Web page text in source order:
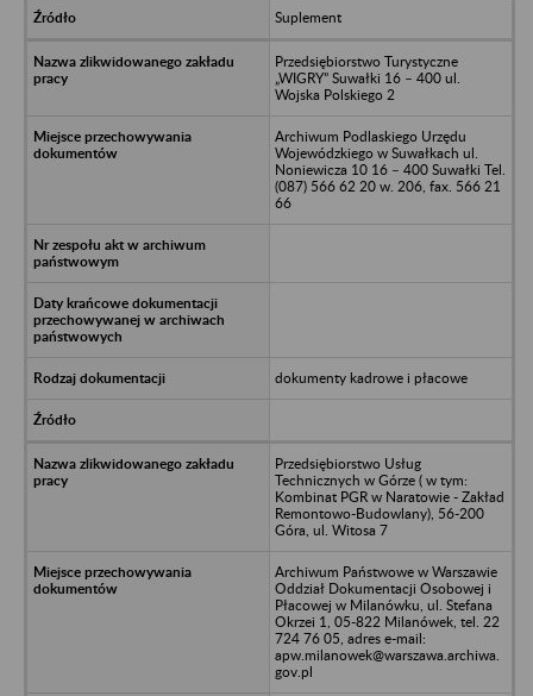
Suplement
Przedsiębiorstwo Turystyczne
„WIGRY” Suwałki 16 – 400 ul.
Wojska Polskiego 2
Archiwum Podlaskiego Urzędu
Wojewódzkiego w Suwałkach ul.
Noniewicza 10 16 – 400 Suwałki Tel.
(087) 566 62 20 w. 206, fax. 566 21
66
dokumenty kadrowe i płacowe
Przedsiębiorstwo Usług
Technicznych w Górze ( w tym:
Kombinat PGR w Naratowie - Zakład
Remontowo-Budowlany), 56-200
Góra, ul. Witosa 7
Archiwum Państwowe w Warszawie
Oddział Dokumentacji Osobowej i
Płacowej w Milanówku, ul. Stefana
Okrzei 1, 05-822 Milanówek, tel. 22
724 76 05, adres e-mail:
apw.milanowek@warszawa.archiwa.
gov.pl